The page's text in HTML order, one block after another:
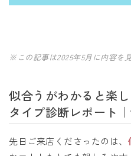
※この記事は2025年5月に内容を
似合うがわかると楽
タイプ診断レポート
先日ご来店くださったのは、